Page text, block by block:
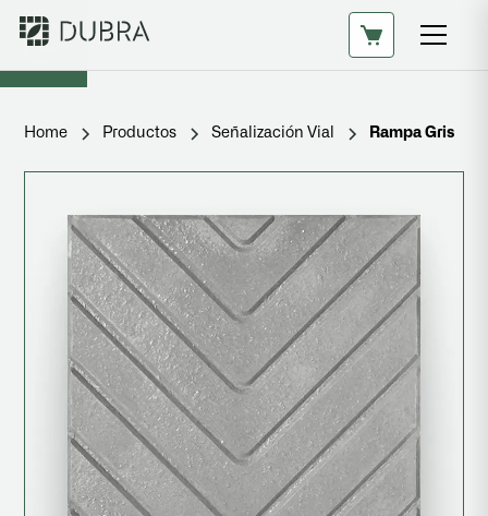
Home Productos Señalización Vial Rampa Gris